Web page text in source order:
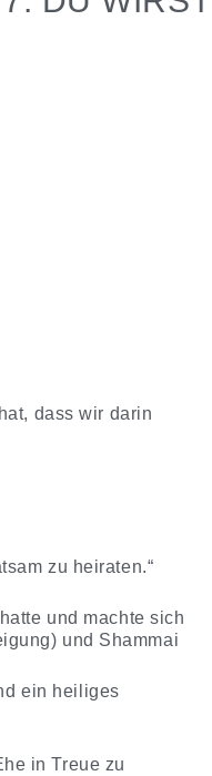
dass wir darin
zu heiraten.“
und machte sich
und Shammai
ein heiliges
in Treue zu